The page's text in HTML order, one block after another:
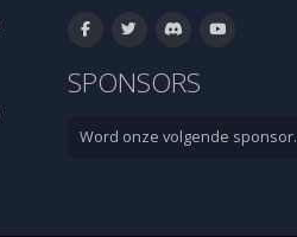
SPONSORS
Word onze volgende sponsor.